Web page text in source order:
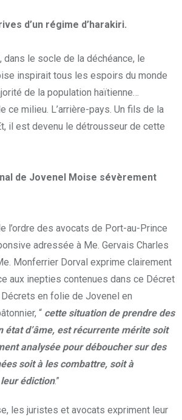
d’un régime d’harakiri.
dans le socle de la déchéance, le
inspirait tous les espoirs du monde
de la population haïtienne…
ce milieu. L’arrière-pays. Un fils de la
il est devenu le détrousseur de cette
de Jovenel Moise sévèrement
l’ordre des avocats de Port-au-Prince
adressée à Me. Gervais Charles
Monferrier Dorval exprime clairement
aux inepties contenues dans ce Décret
en folie de Jovenel en
“ cette situation de prendre des
état d’âme, est récurrente mérite soit
analysée pour déboucher sur des
soit à les combattre, soit à
édiction.”
les juristes et avocats expriment leur